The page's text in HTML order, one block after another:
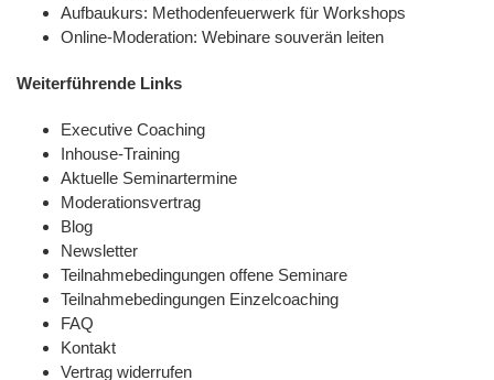
Aufbaukurs: Methodenfeuerwerk für Workshops
Online-Moderation: Webinare souverän leiten
Weiterführende Links
Executive Coaching
Inhouse-Training
Aktuelle Seminartermine
Moderationsvertrag
Blog
Newsletter
Teilnahmebedingungen offene Seminare
Teilnahmebedingungen Einzelcoaching
FAQ
Kontakt
Vertrag widerrufen